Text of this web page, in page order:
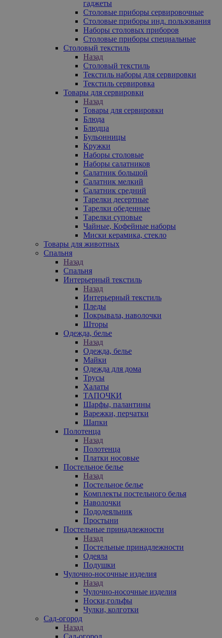
гаджеты
Столовые приборы сервировочные
Столовые приборы инд. пользования
Наборы столовых приборов
Столовые приборы специальные
Столовый текстиль
Назад
Столовый текстиль
Текстиль наборы для сервировки
Текстиль сервировка
Товары для сервировки
Назад
Товары для сервировки
Блюда
Блюдца
Бульонницы
Кружки
Наборы столовые
Наборы салатников
Салатник большой
Салатник мелкий
Салатник средний
Тарелки десертные
Тарелки обеденные
Тарелки суповые
Чайные, Кофейные наборы
Миски керамика, стекло
Товары для животных
Спальня
Назад
Спальня
Интерьерный текстиль
Назад
Интерьерный текстиль
Пледы
Покрывала, наволочки
Шторы
Одежда, белье
Назад
Одежда, белье
Майки
Одежда для дома
Трусы
Халаты
ТАПОЧКИ
Шарфы, палантины
Варежки, перчатки
Шапки
Полотенца
Назад
Полотенца
Платки носовые
Постельное белье
Назад
Постельное белье
Комплекты постельного белья
Наволочки
Пододеяльник
Простыни
Постельные принадлежности
Назад
Постельные принадлежности
Одеяла
Подушки
Чулочно-носочные изделия
Назад
Чулочно-носочные изделия
Носки,гольфы
Чулки, колготки
Сад-огород
Назад
Сад-огород